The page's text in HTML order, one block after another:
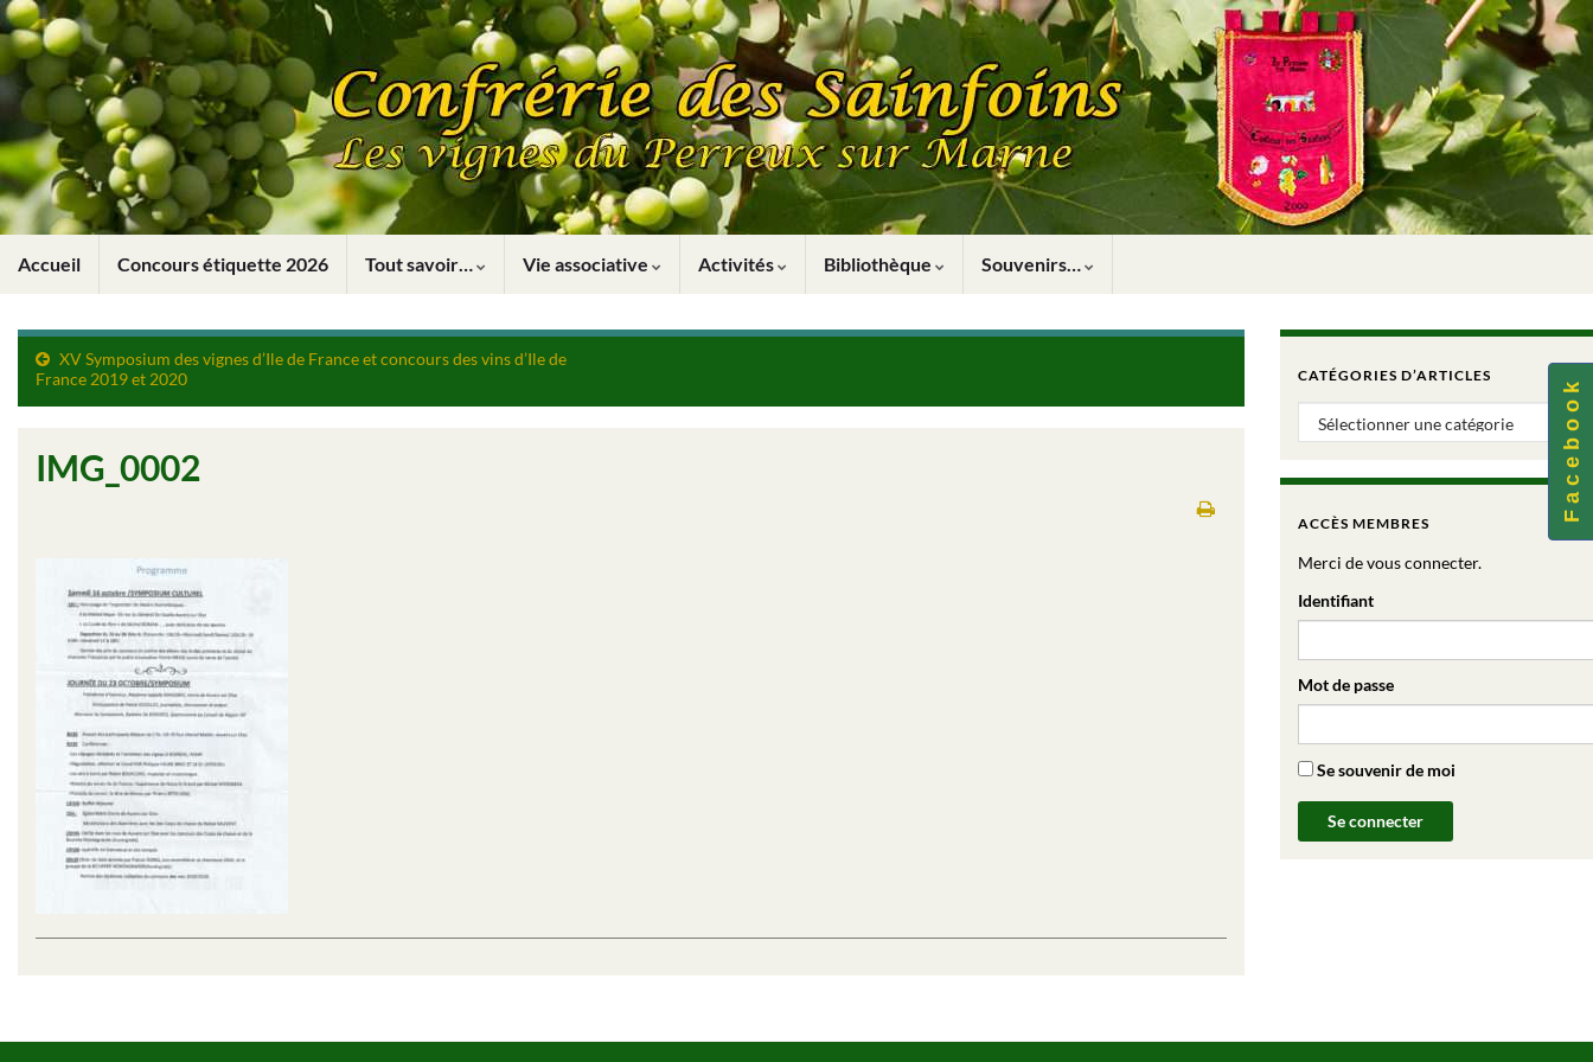
Accueil Concours étiquette 2026 Tout savoir… Vie associative Activités Bibliothèque Souvenirs…
XV Symposium des vignes d’Ile de France et concours des vins d’Ile de
France 2019 et 2020
IMG_0002
CATÉGORIES D’ARTICLES
Catégories d’articles
ACCÈS MEMBRES
Merci de vous connecter.
Identifiant
Mot de passe
Se souvenir de moi
F a c e b o o k